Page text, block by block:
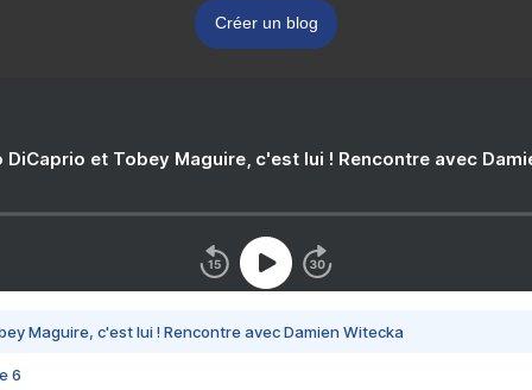
Créer un blog
DiCaprio et Tobey Maguire, c'est lui ! Rencontre avec
Maguire, c'est lui ! Rencontre avec Damien Witecka
6